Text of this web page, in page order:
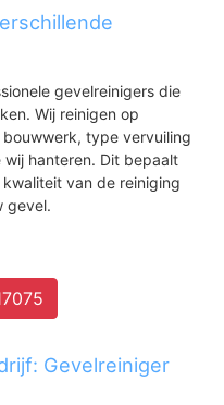
gevelreinigers die
Wij reinigen op
type vervuiling
hanteren. Dit bepaalt
van de reiniging
gevel.
Gevelreiniger